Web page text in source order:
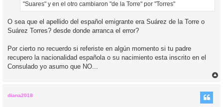
"Suares" y en el otro cambiaron "de la Torre" por "Torres"
O sea que el apellido del español emigrante era Suárez de la Torre o
Suárez Torres? desde donde arranca el error?
Por cierto no recuerdo si referiste en algún momento si tu padre
recupero la nacionalidad española o su nacimiento esta inscrito en el
Consulado yo asumo que NO...
diana2018